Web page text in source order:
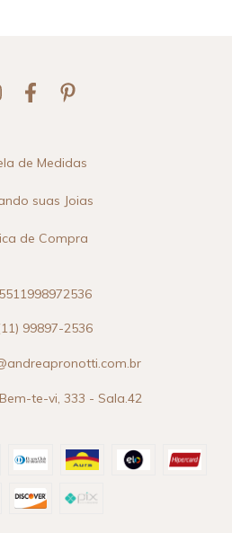
de Medidas
suas Joias
de Compra
5511998972536
99897-2536
te-vi, 333 - Sala.42